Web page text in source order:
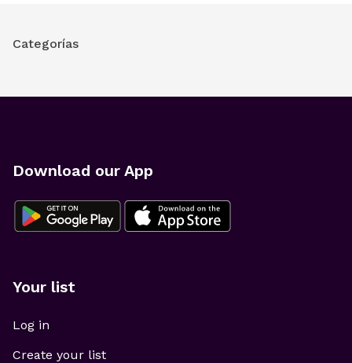
Categorías
Download our App
Your list
Log in
Create your list